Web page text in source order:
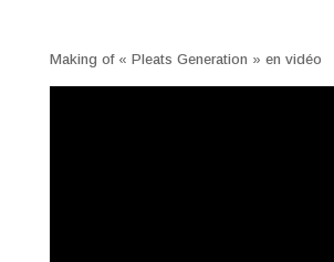
Making of « Pleats Generation » en vidéo